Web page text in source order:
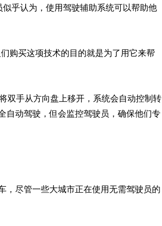
乎认为，使用驾驶辅助系统可以帮助他
购买这项技术的目的就是为了用它来帮
双手从方向盘上移开，系统会自动控制转
自动驾驶，但会监控驾驶员，确保他们专
，尽管一些大城市正在使用无需驾驶员的